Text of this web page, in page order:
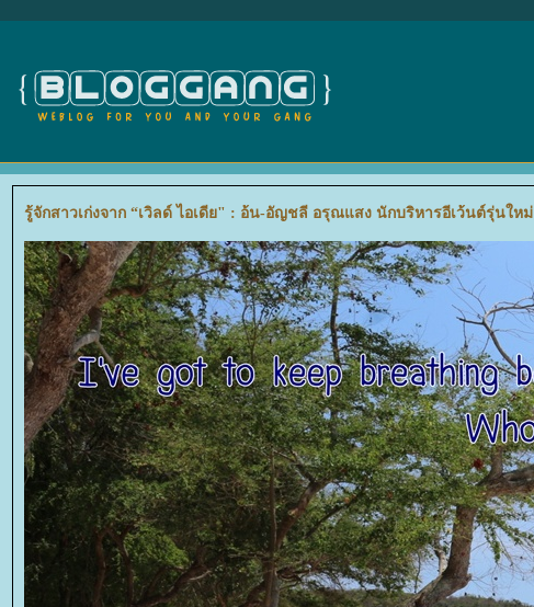
รู้จักสาวเก่งจาก “เวิลด์ ไอเดีย" : อ้น-อัญชลี อรุณแสง นักบริหารอีเว้นต์รุ่นใหม่